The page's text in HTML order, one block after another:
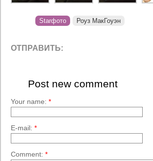
Starфото Роуз МакГоуэн
ОТПРАВИТЬ:
Post new comment
Your name: *
E-mail: *
Comment: *